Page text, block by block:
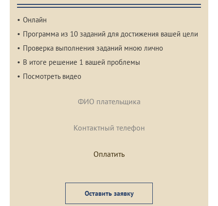
Онлайн
Программа из 10 заданий для достижения вашей цели
Проверка выполнения заданий мною лично
В итоге решение 1 вашей проблемы
Посмотреть видео
Оставить заявку